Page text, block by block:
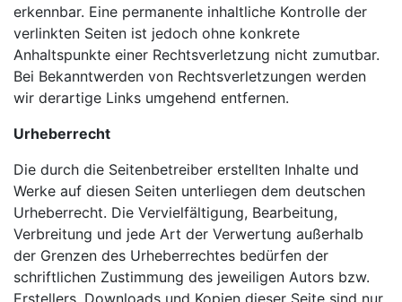
erkennbar. Eine permanente inhaltliche Kontrolle der
verlinkten Seiten ist jedoch ohne konkrete
Anhaltspunkte einer Rechtsverletzung nicht zumutbar.
Bei Bekanntwerden von Rechtsverletzungen werden
wir derartige Links umgehend entfernen.
Urheberrecht
Die durch die Seitenbetreiber erstellten Inhalte und
Werke auf diesen Seiten unterliegen dem deutschen
Urheberrecht. Die Vervielfältigung, Bearbeitung,
Verbreitung und jede Art der Verwertung außerhalb
der Grenzen des Urheberrechtes bedürfen der
schriftlichen Zustimmung des jeweiligen Autors bzw.
Erstellers. Downloads und Kopien dieser Seite sind nur